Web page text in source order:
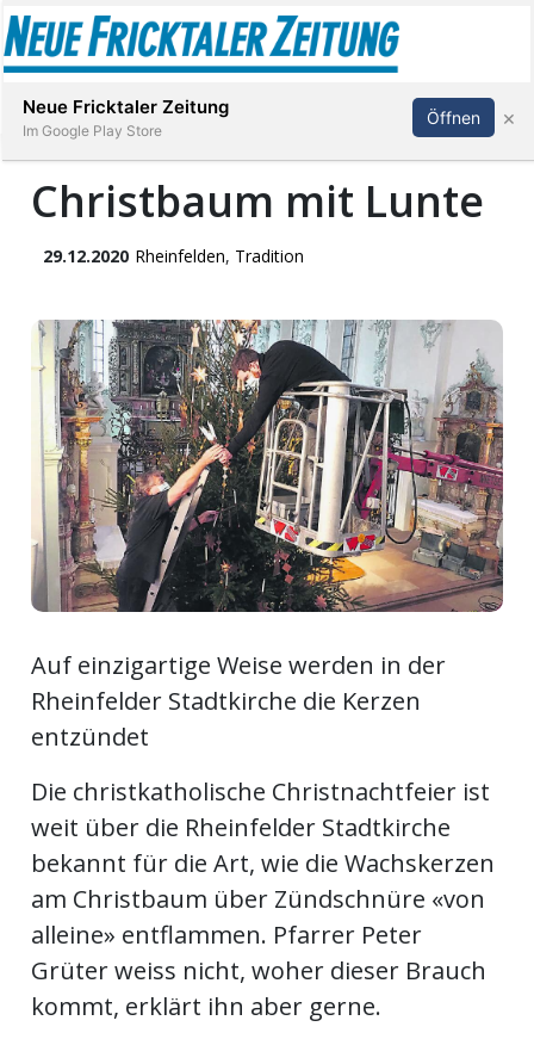
Stellen
Paper
App
Abonnieren Anmelden
Christbaum mit Lunte
29.12.2020 Rheinfelden, Tradition
Auf einzigartige Weise werden in der
Rheinfelder Stadtkirche die Kerzen
entzündet
Die christkatholische Christnachtfeier ist
weit über die Rheinfelder Stadtkirche
bekannt für die Art, wie die Wachskerzen
am Christbaum über Zündschnüre «von
alleine» entflammen. Pfarrer Peter
Grüter weiss nicht, woher dieser Brauch
kommt, erklärt ihn aber gerne.
Neue Fricktaler Zeitung
Im Google Play Store
Öffnen ×